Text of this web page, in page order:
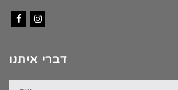
דברי איתנו
שם: